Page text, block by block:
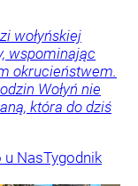
wołyńskiej
wspominając
okrucieństwem.
Wołyń nie
która do dziś
u NasTygodnik